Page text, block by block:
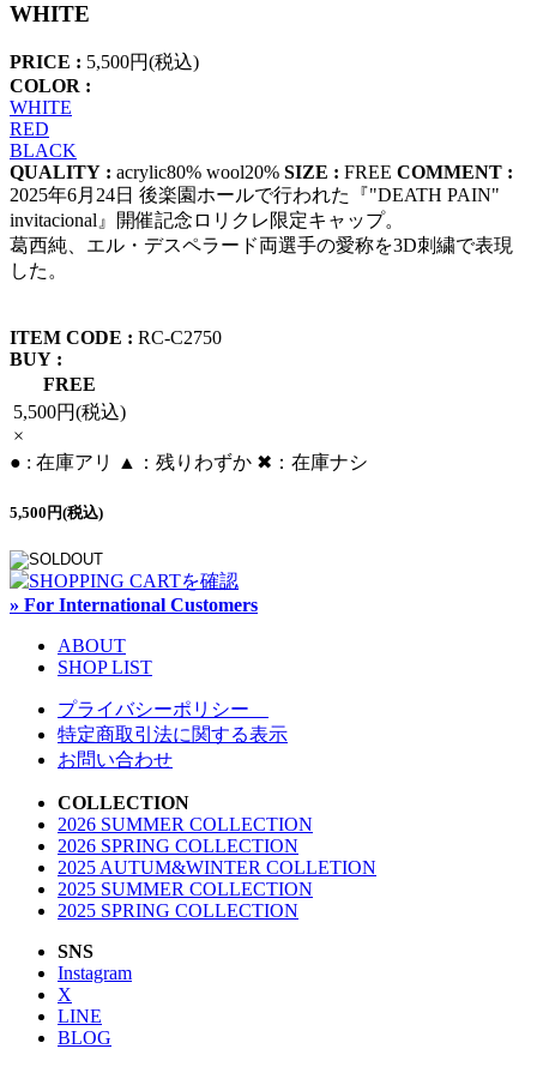
WHITE
PRICE : 5,500円(税込)
COLOR :
WHITE
RED
BLACK
QUALITY : acrylic80% wool20% SIZE : FREE COMMENT :
2025年6月24日 後楽園ホールで行われた『"DEATH PAIN"
invitacional』開催記念ロリクレ限定キャップ。
葛西純、エル・デスペラード両選手の愛称を3D刺繍で表現
した。
ITEM CODE : RC-C2750
BUY :
FREE
5,500円(税込)
×
● : 在庫アリ ▲：残りわずか ✖︎：在庫ナシ
5,500円(税込)
» For International Customers
ABOUT
SHOP LIST
プライバシーポリシー
特定商取引法に関する表示
お問い合わせ
COLLECTION
2026 SUMMER COLLECTION
2026 SPRING COLLECTION
2025 AUTUM&WINTER COLLETION
2025 SUMMER COLLECTION
2025 SPRING COLLECTION
SNS
Instagram
X
LINE
BLOG